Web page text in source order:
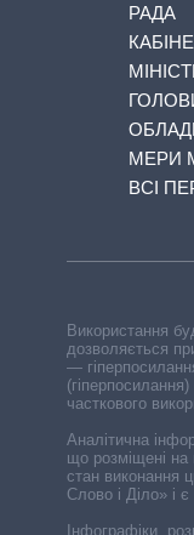
РАДА
МЕРИ
ВСІ
Використання
дозволяється
—
часткового
Аналітична
що розміщені на
стан виконання
Слово і Діло» і
Інфографіки,